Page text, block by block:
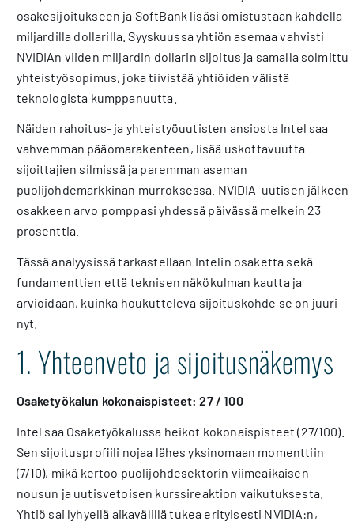
osakesijoitukseen ja SoftBank lisäsi omistustaan kahdella
miljardilla dollarilla. Syyskuussa yhtiön asemaa vahvisti
NVIDIAn viiden miljardin dollarin sijoitus ja samalla solmittu
yhteistyösopimus, joka tiivistää yhtiöiden välistä
teknologista kumppanuutta.
Näiden rahoitus- ja yhteistyöuutisten ansiosta Intel saa
vahvemman pääomarakenteen, lisää uskottavuutta
sijoittajien silmissä ja paremman aseman
puolijohdemarkkinan murroksessa. NVIDIA-uutisen jälkeen
osakkeen arvo pomppasi yhdessä päivässä melkein 23
prosenttia.
Tässä analyysissä tarkastellaan Intelin osaketta sekä
fundamenttien että teknisen näkökulman kautta ja
arvioidaan, kuinka houkutteleva sijoituskohde se on juuri
nyt.
1. Yhteenveto ja sijoitusnäkemys
Osaketyökalun kokonaispisteet: 27 / 100
Intel saa Osaketyökalussa heikot kokonaispisteet (27/100).
Sen sijoitusprofiili nojaa lähes yksinomaan momenttiin
(7/10), mikä kertoo puolijohdesektorin viimeaikaisen
nousun ja uutisvetoisen kurssireaktion vaikutuksesta.
Yhtiö sai lyhyellä aikavälillä tukea erityisesti NVIDIA:n,